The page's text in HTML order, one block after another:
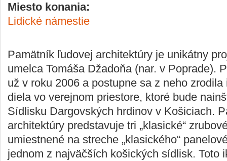
Miesto konania:
Lidické námestie
Pamätník ľudovej architektúry je unikátny
umelca Tomáša Džadoňa (nar. v Poprade).
už v roku 2006 a postupne sa z neho
diela vo verejnom priestore, ktoré bude
Sídlisku Dargovských hrdinov v Košiciach.
architektúry predstavuje tri „klasické“
umiestnené na streche „klasického“
jednom z najväčších košických sídlisk. Toto